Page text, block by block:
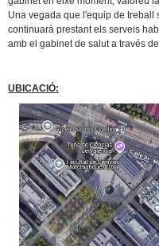
Una vegada que l'equip de treball
continuarà prestant els serveis
amb el gabinet de salut a través
UBICACIÓ: